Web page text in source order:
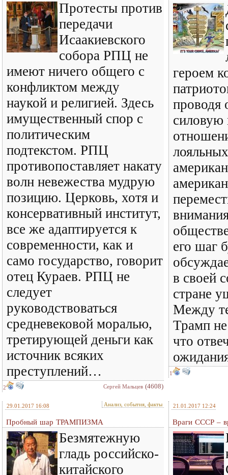
Протесты против
передачи
Исаакиевского
собора РПЦ не
имеют ничего общего с
конфликтом между
наукой и религией. Здесь
имущественный спор с
политическим
подтекстом. РПЦ
противопоставляет накату
волн невежества мудрую
позицию. Церковь, хотя и
консервативный институт,
все же адаптируется к
современности, как и
само государство, говорит
отец Кураев. РПЦ не
следует
руководствоваться
средневековой моралью,
третирующей деньги как
источник всяких
преступлений…
2 Сергей Мальцев (4608)
героем
проводя
силовую
его шаг
в своей
стране
Между
Трамп не
что
1
29.01.2017 16:08 Анализ, события, факты
Пробный шар ТРАМПИЗМА
Безмятежную
гладь российско-
китайского
21.01.2017 12:24
Враги СССР –